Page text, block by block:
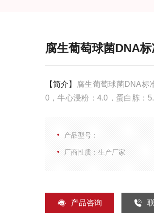
腐生葡萄球菌DNA
【简介】
腐生葡萄球菌DNA标
0，牛心浸粉：4.0，蛋白胨：
0，葡萄糖：2.0，：2.5，琼
产品型号：
厂商性质：生产厂家
产品咨询